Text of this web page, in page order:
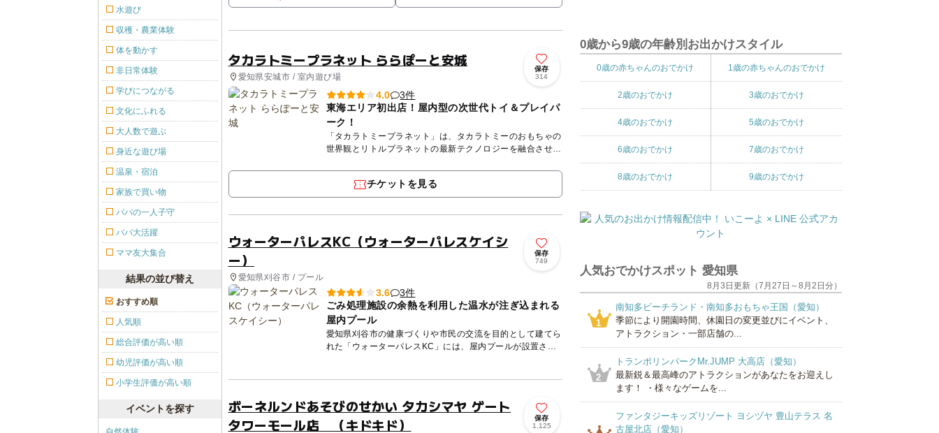
タカラトミープラネット ららぽーと安城
愛知県安城市 / 室内遊び場
保存
314
4.0
3件
東海エリア初出店！屋内型の次世代トイ＆プレイパ
ーク！
「タカラトミープラネット」は、タカラトミーのおもちゃの
世界観とリトルプラネットの最新テクノロジーを融合させ
プレイパークで...
チケットを見る
ウォーターパレスKC（ウォーターパレスケイシ
ー）
愛知県刈谷市 / プール
保存
749
3.6
3件
ごみ処理施設の余熱を利用した温水が注ぎ込まれる
屋内プール
愛知県刈谷市の健康づくりや市民の交流を目的として建てら
れた「ウォーターパレスKC」には、屋内プールが設置され
ボーネルンドあそびのせかい タカシマヤ ゲート
タワーモール店 （キドキド）
保存
1,125
水遊び
収穫・農業体験
体を動かす
非日常体験
学びにつながる
文化にふれる
大人数で遊ぶ
身近な遊び場
温泉・宿泊
家族で買い物
パパの一人子守
パパ大活躍
ママ友大集合
結果の並び替え
おすすめ順
人気順
総合評価が高い順
幼児評価が高い順
小学生評価が高い順
イベントを探す
0歳から9歳の年齢別お出かけスタイル
0歳の赤ちゃんのおでかけ 1歳の赤ちゃんのおでかけ
2歳のおでかけ 3歳のおでかけ
4歳のおでかけ 5歳のおでかけ
6歳のおでかけ 7歳のおでかけ
8歳のおでかけ 9歳のおでかけ
人気おでかけスポット 愛知県
8月3日更新（7月27日～8月2日分）
1
南知多ビーチランド・南知多おもちゃ王国（愛知）
季節により開園時間、休園日の変更並びにイベント、
アトラクション・一部店舗の...
2
トランポリンパークMr.JUMP 大高店（愛知）
最新鋭＆最高峰のアトラクションがあなたをお迎えし
ます！ ・様々なゲームを...
ファンタジーキッズリゾート ヨシヅヤ 豊山テラス 名
古屋北店（愛知）